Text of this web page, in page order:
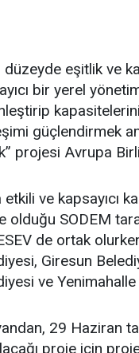
düzeyde eşitlik ve
bir yerel
güçlendirmek
projesi Avrupa
etkili ve kapsayıcı
olduğu SODEM
de ortak
Giresun
ve
29 Haziran
proje için